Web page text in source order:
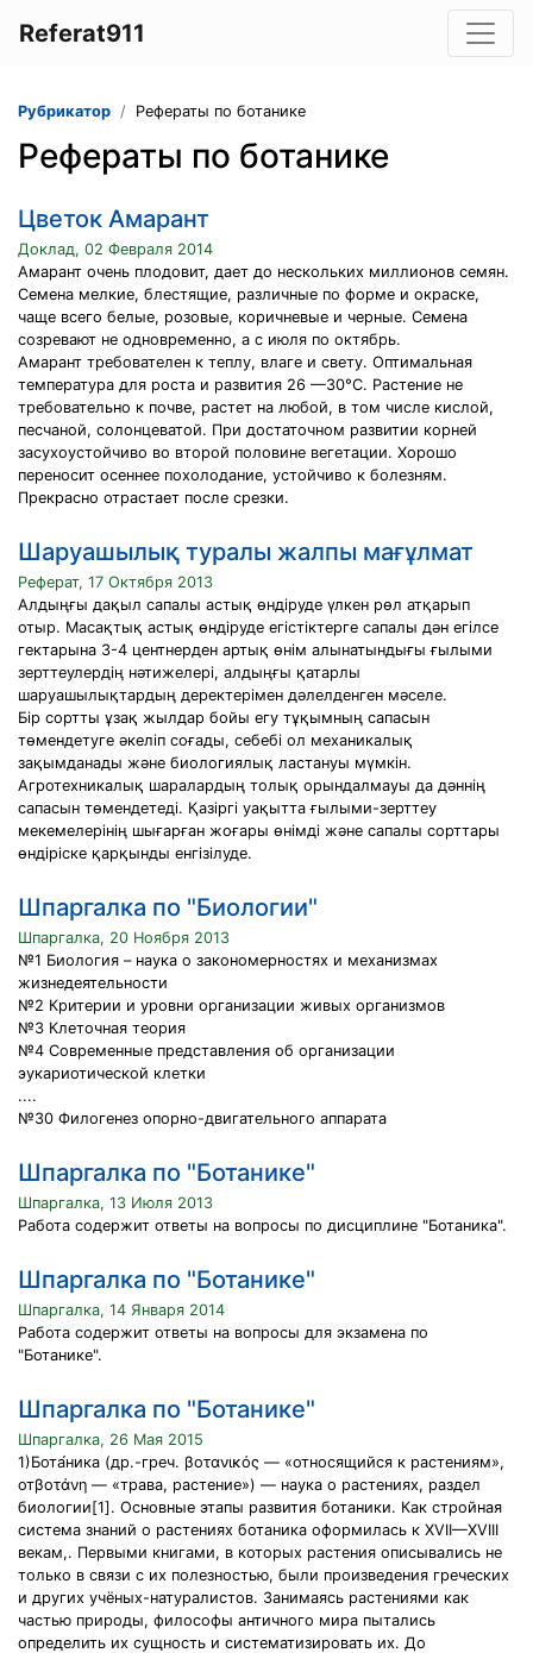
Referat911
Рубрикатор Рефераты по ботанике
Рефераты по ботанике
Цветок Амарант
Доклад, 02 Февраля 2014
Амарант очень плодовит, дает до нескольких миллионов семян.
Семена мелкие, блестящие, различные по форме и окраске,
чаще всего белые, розовые, коричневые и черные. Семена
созревают не одновременно, а с июля по октябрь.
Амарант требователен к теплу, влаге и свету. Оптимальная
температура для роста и развития 26 —30°С. Растение не
требовательно к почве, растет на любой, в том числе кислой,
песчаной, солонцеватой. При достаточном развитии корней
засухоустойчиво во второй половине вегетации. Хорошо
переносит осеннее похолодание, устойчиво к болезням.
Прекрасно отрастает после срезки.
Шаруашылық туралы жалпы мағұлмат
Реферат, 17 Октября 2013
Алдыңғы дақыл сапалы астық өндіруде үлкен рөл атқарып
отыр. Масақтық астық өндіруде егістіктерге сапалы дән егілсе
гектарына 3-4 центнерден артық өнім алынатындығы ғылыми
зерттеулердің нәтижелері, алдыңғы қатарлы
шаруашылықтардың деректерімен дәлелденген мәселе.
Бір сортты ұзақ жылдар бойы егу тұқымның сапасын
төмендетуге әкеліп соғады, себебі ол механикалық
зақымданады және биологиялық ластануы мүмкін.
Агротехникалық шаралардың толық орындалмауы да дәннің
сапасын төмендетеді. Қазіргі уақытта ғылыми-зерттеу
мекемелерінің шығарған жоғары өнімді және сапалы сорттары
өндіріске қарқынды енгізілуде.
Шпаргалка по "Биологии"
Шпаргалка, 20 Ноября 2013
№1 Биология – наука о закономерностях и механизмах
жизнедеятельности
№2 Критерии и уровни организации живых организмов
№3 Клеточная теория
№4 Современные представления об организации
эукариотической клетки
....
№30 Филогенез опорно-двигательного аппарата
Шпаргалка по "Ботанике"
Шпаргалка, 13 Июля 2013
Работа содержит ответы на вопросы по дисциплине "Ботаника".
Шпаргалка по "Ботанике"
Шпаргалка, 14 Января 2014
Работа содержит ответы на вопросы для экзамена по
"Ботанике".
Шпаргалка по "Ботанике"
Шпаргалка, 26 Мая 2015
1)Бота́ника (др.-греч. βοτανικός — «относящийся к растениям»,
отβοτάνη — «трава, растение») — наука о растениях, раздел
биологии[1]. Основные этапы развития ботаники. Как стройная
система знаний о растениях ботаника оформилась к XVII—XVIII
векам,. Первыми книгами, в которых растения описывались не
только в связи с их полезностью, были произведения греческих
и других учёных-натуралистов. Занимаясь растениями как
частью природы, философы античного мира пытались
определить их сущность и систематизировать их. До